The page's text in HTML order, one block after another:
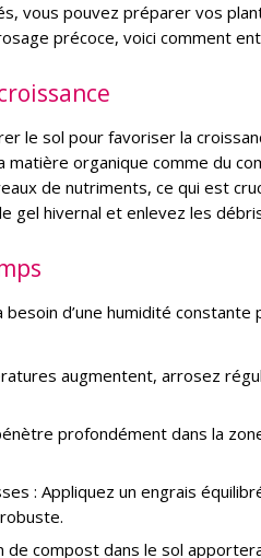
vous pouvez préparer vos
précoce, voici comment
le sol pour favoriser la
organique comme du
de nutriments, ce qui est
gel hivernal et enlevez les
besoin d’une humidité
augmentent, arrosez
profondément dans la
: Appliquez un engrais
de compost dans le sol